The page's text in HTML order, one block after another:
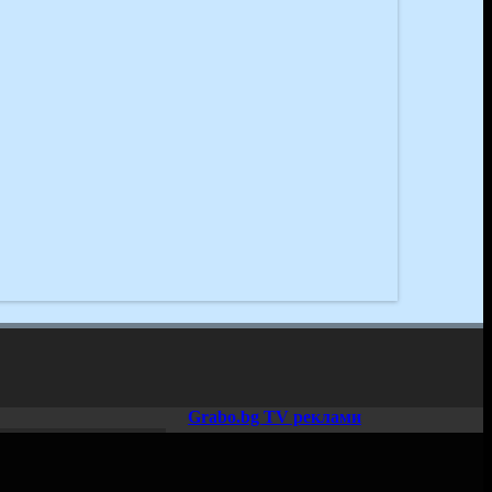
Grabo.bg TV реклами